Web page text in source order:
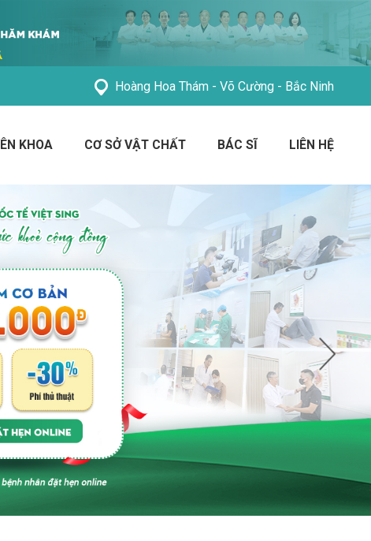
Hoàng Hoa Thám - Võ Cường - Bắc Ninh
KHOA CƠ SỞ VẬT CHẤT BÁC SĨ LIÊN HỆ